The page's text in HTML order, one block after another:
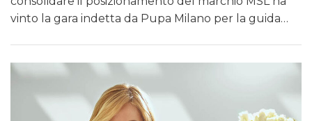
vinto la gara indetta da Pupa Milano per la guida…